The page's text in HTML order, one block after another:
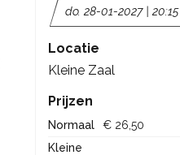
do. 28-01-2027 | 20:15
Locatie
Kleine Zaal
Prijzen
Normaal
€ 26,50
Kleine